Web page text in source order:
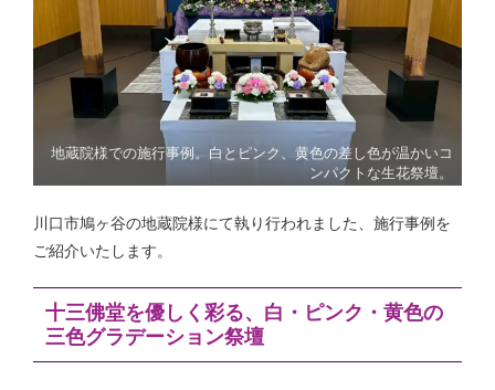
地蔵院様での施行事例。白とピンク、黄色の差し色が温かいコ
ンパクトな生花祭壇。
川口市鳩ヶ谷の地蔵院様にて執り行われました、施行事例を
ご紹介いたします。
十三佛堂を優しく彩る、白・ピンク・黄色の
三色グラデーション祭壇